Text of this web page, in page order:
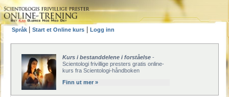
Språk Start et Online kurs Logg inn
Kurs i bestanddelene i forståelse -
Scientologi frivillige presters gratis online-
kurs fra Scientologi-håndboken
Finn ut mer »